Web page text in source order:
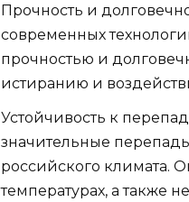
Прочность и
современных
прочностью и
истиранию и
Устойчивость к
значительные
российского климата.
температурах, а также